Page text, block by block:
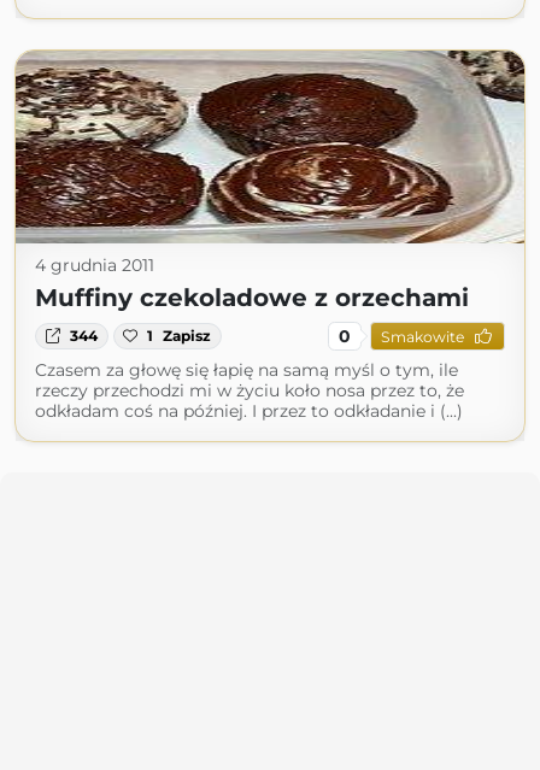
4 grudnia 2011
Muffiny czekoladowe z orzechami
344 1 Zapisz 0 Smakowite
Czasem za głowę się łapię na samą myśl o tym, ile
rzeczy przechodzi mi w życiu koło nosa przez to, że
odkładam coś na później. I przez to odkładanie i (...)